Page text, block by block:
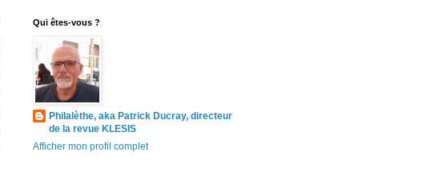
Qui êtes-vous ?
Philalèthe, aka Patrick Ducray, directeur
de la revue KLESIS
Afficher mon profil complet